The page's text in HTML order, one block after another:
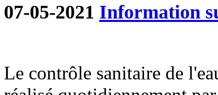
07-05-2021 Information
Le contrôle sanitaire de